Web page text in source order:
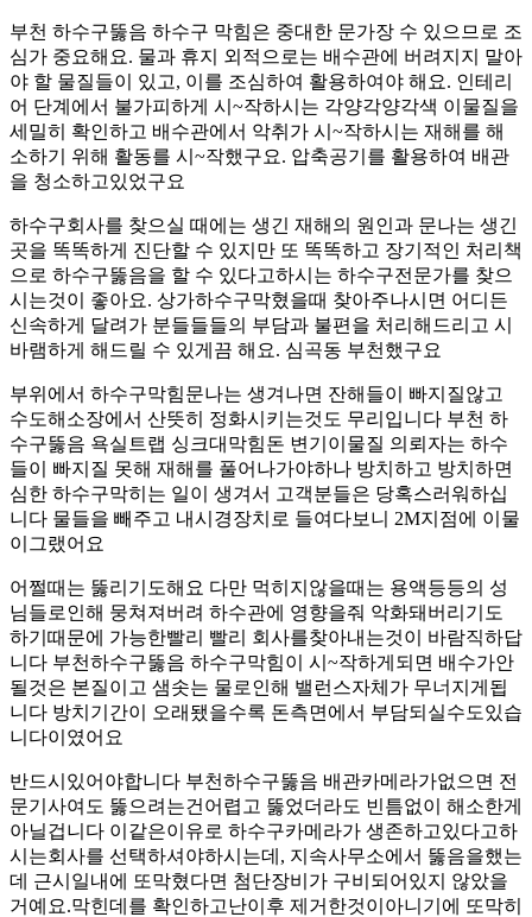
부천 하수구뚫음 하수구 막힘은 중대한 문가장 수 있으므로 조
심가 중요해요. 물과 휴지 외적으로는 배수관에 버려지지 말아
야 할 물질들이 있고, 이를 조심하여 활용하여야 해요. 인테리
어 단계에서 불가피하게 시~작하시는 각양각양각색 이물질을
세밀히 확인하고 배수관에서 악취가 시~작하시는 재해를 해
소하기 위해 활동를 시~작했구요. 압축공기를 활용하여 배관
을 청소하고있었구요
하수구회사를 찾으실 때에는 생긴 재해의 원인과 문나는 생긴
곳을 똑똑하게 진단할 수 있지만 또 똑똑하고 장기적인 처리책
으로 하수구뚫음을 할 수 있다고하시는 하수구전문가를 찾으
시는것이 좋아요. 상가하수구막혔을때 찾아주나시면 어디든
신속하게 달려가 분들들들의 부담과 불편을 처리해드리고 시
바램하게 해드릴 수 있게끔 해요. 심곡동 부천했구요
부위에서 하수구막힘문나는 생겨나면 잔해들이 빠지질않고
수도해소장에서 산뜻히 정화시키는것도 무리입니다 부천 하
수구뚫음 욕실트랩 싱크대막힘돈 변기이물질 의뢰자는 하수
들이 빠지질 못해 재해를 풀어나가야하나 방치하고 방치하면
심한 하수구막히는 일이 생겨서 고객분들은 당혹스러워하십
니다 물들을 빼주고 내시경장치로 들여다보니 2M지점에 이물
이그랬어요
어쩔때는 뚫리기도해요 다만 먹히지않을때는 용액등등의 성
님들로인해 뭉쳐져버려 하수관에 영향을줘 악화돼버리기도
하기때문에 가능한빨리 빨리 회사를찾아내는것이 바람직하답
니다 부천하수구뚫음 하수구막힘이 시~작하게되면 배수가안
될것은 본질이고 샘솟는 물로인해 밸런스자체가 무너지게됩
니다 방치기간이 오래됐을수록 돈측면에서 부담되실수도있습
니다이였어요
반드시있어야합니다 부천하수구뚫음 배관카메라가없으면 전
문기사여도 뚫으려는건어렵고 뚫었더라도 빈틈없이 해소한게
아닐겁니다 이같은이유로 하수구카메라가 생존하고있다고하
시는회사를 선택하셔야하시는데, 지속사무소에서 뚫음을했는
데 근시일내에 또막혔다면 첨단장비가 구비되어있지 않았을
거예요.막힌데를 확인하고난이후 제거한것이아니기에 또막히